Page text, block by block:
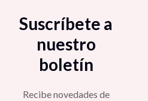
Suscríbete a
nuestro
boletín
Recibe novedades de